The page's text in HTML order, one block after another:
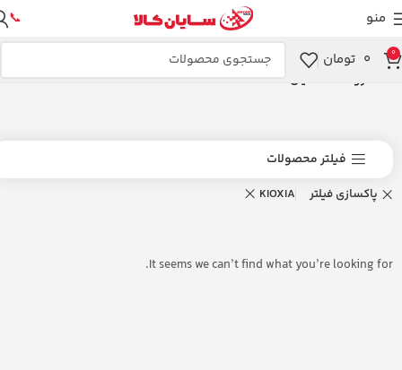
منو 📞
0 ۰ تومان
فروشگاه سایان کالا
فیلتر محصولات
پاکسازی فیلتر KIOXIA
It seems we can’t find what you’re looking for.